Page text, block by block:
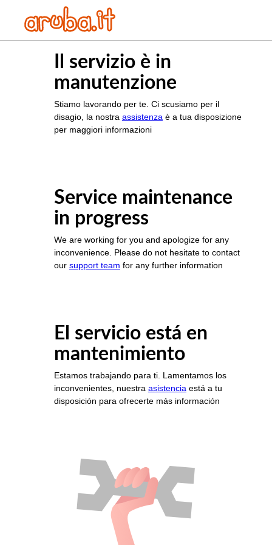
Il servizio è in
manutenzione
Stiamo lavorando per te. Ci scusiamo per il
disagio, la nostra assistenza è a tua disposizione
per maggiori informazioni
Service maintenance
in progress
We are working for you and apologize for any
inconvenience. Please do not hesitate to contact
our support team for any further information
El servicio está en
mantenimiento
Estamos trabajando para ti. Lamentamos los
inconvenientes, nuestra asistencia está a tu
disposición para ofrecerte más información